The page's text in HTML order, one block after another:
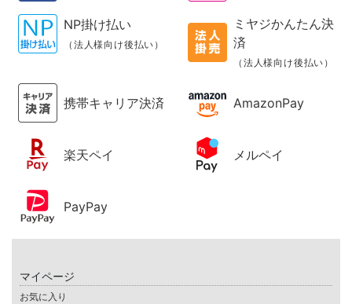
NP掛け払い
（法人様向け後払い）
ミヤジかんたん決
済
（法人様向け後払い）
携帯キャリア決済 AmazonPay
楽天ペイ メルペイ
PayPay
マイページ
お気に入り